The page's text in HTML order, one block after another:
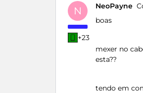
N
+23
NeoPayne
boas
mexer no
esta??
tendo em